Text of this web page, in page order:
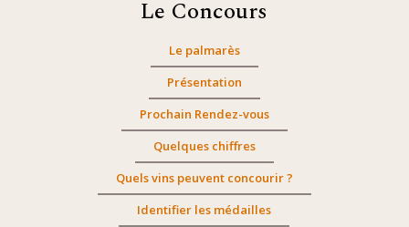
Le Concours
Le palmarès
Présentation
Prochain Rendez-vous
Quelques chiffres
Quels vins peuvent concourir ?
Identifier les médailles